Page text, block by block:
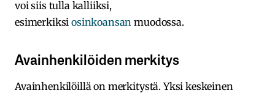
voi siis tulla kalliiksi,
esimerkiksiosinkoansan muodossa.
Avainhenkilöiden merkitys
Avainhenkilöillä on merkitystä. Yksi keskeinen